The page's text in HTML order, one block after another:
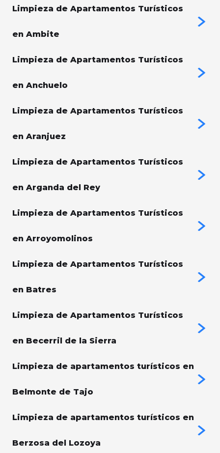
Limpieza de Apartamentos Turísticos
en Ambite
Limpieza de Apartamentos Turísticos
en Anchuelo
Limpieza de Apartamentos Turísticos
en Aranjuez
Limpieza de Apartamentos Turísticos
en Arganda del Rey
Limpieza de Apartamentos Turísticos
en Arroyomolinos
Limpieza de Apartamentos Turísticos
en Batres
Limpieza de Apartamentos Turísticos
en Becerril de la Sierra
Limpieza de apartamentos turísticos en
Belmonte de Tajo
Limpieza de apartamentos turísticos en
Berzosa del Lozoya